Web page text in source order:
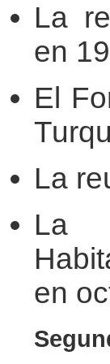
La
en
El
La
La
en